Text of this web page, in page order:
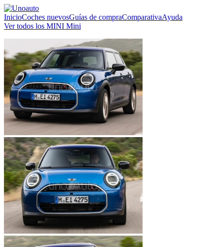
InicioCoches nuevosGuías de compraComparativaAyuda
Ver todos los MINI Mini